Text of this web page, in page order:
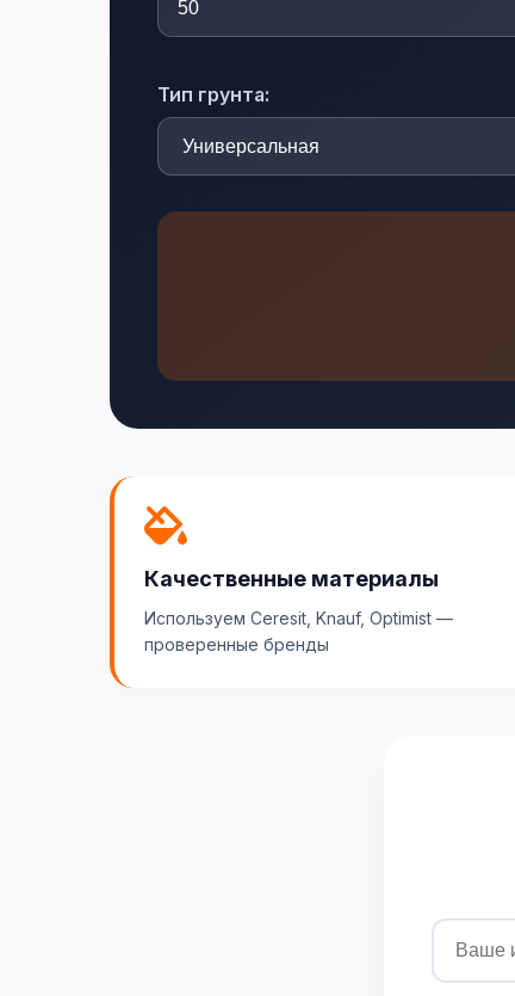
Тип грунта:
Качественные материалы
Используем Ceresit, Knauf, Optimist —
проверенные бренды